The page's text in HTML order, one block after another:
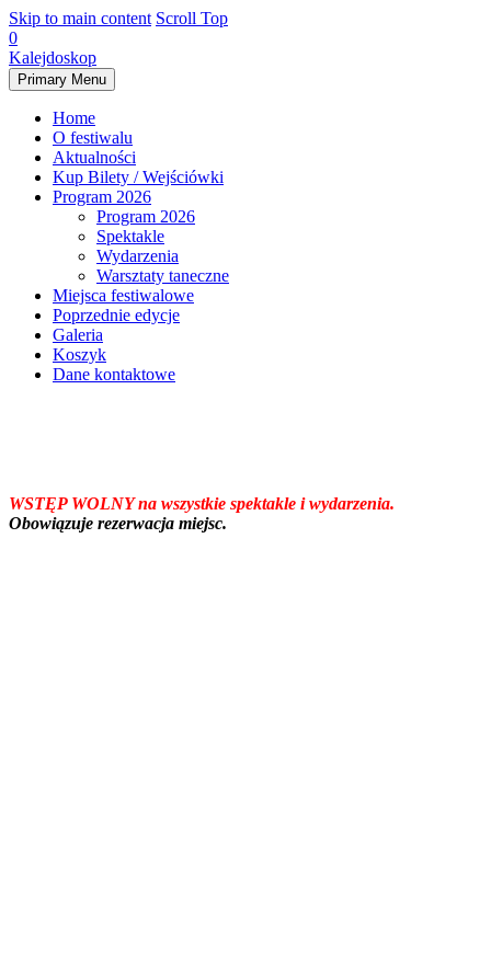
Skip to main content Scroll Top
0
Kalejdoskop
Primary Menu
Home
O festiwalu
Aktualności
Kup Bilety / Wejściówki
Program 2026
Program 2026
Spektakle
Wydarzenia
Warsztaty taneczne
Miejsca festiwalowe
Poprzednie edycje
Galeria
Koszyk
Dane kontaktowe
WSTĘP WOLNY na wszystkie spektakle i wydarzenia.
Obowiązuje rezerwacja miejsc.